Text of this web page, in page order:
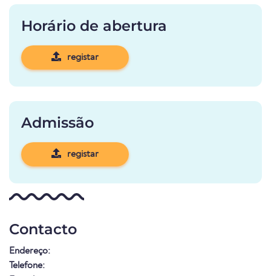
Horário de abertura
registar
Admissão
registar
Contacto
Endereço:
Telefone: